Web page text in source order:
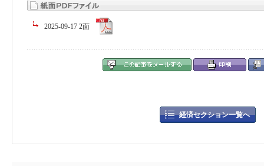
2025-09-17 2面
経済セクション一覧へ